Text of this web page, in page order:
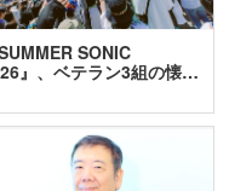
SUMMER SONIC
』、ベテラン3組の懐…